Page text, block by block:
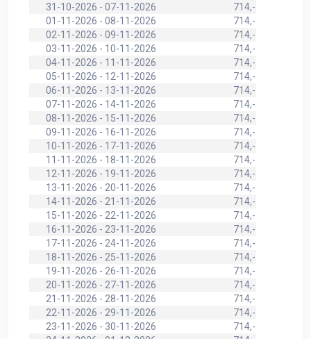
31-10-2026 - 07-11-2026
714,-
01-11-2026 - 08-11-2026
714,-
02-11-2026 - 09-11-2026
714,-
03-11-2026 - 10-11-2026
714,-
04-11-2026 - 11-11-2026
714,-
05-11-2026 - 12-11-2026
714,-
06-11-2026 - 13-11-2026
714,-
07-11-2026 - 14-11-2026
714,-
08-11-2026 - 15-11-2026
714,-
09-11-2026 - 16-11-2026
714,-
10-11-2026 - 17-11-2026
714,-
11-11-2026 - 18-11-2026
714,-
12-11-2026 - 19-11-2026
714,-
13-11-2026 - 20-11-2026
714,-
14-11-2026 - 21-11-2026
714,-
15-11-2026 - 22-11-2026
714,-
16-11-2026 - 23-11-2026
714,-
17-11-2026 - 24-11-2026
714,-
18-11-2026 - 25-11-2026
714,-
19-11-2026 - 26-11-2026
714,-
20-11-2026 - 27-11-2026
714,-
21-11-2026 - 28-11-2026
714,-
22-11-2026 - 29-11-2026
714,-
23-11-2026 - 30-11-2026
714,-